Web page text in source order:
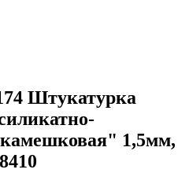
Штукатурка
1,5мм,